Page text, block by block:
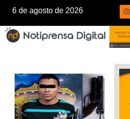
6 de agosto de 2026